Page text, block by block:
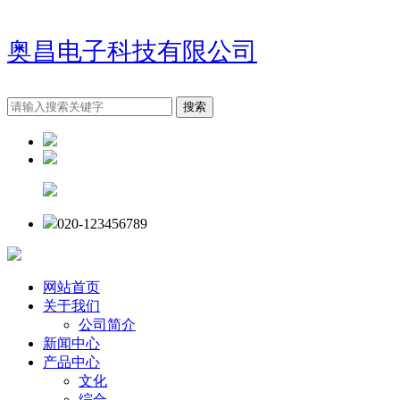
奥昌电子科技有限公司
020-123456789
网站首页
关于我们
公司简介
新闻中心
产品中心
文化